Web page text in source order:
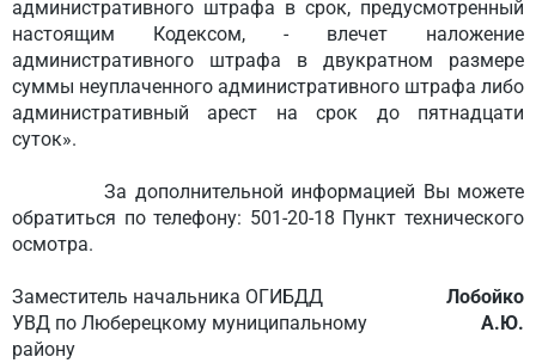
административного штрафа в срок, предусмотренный
настоящим Кодексом, - влечет наложение
административного штрафа в двукратном размере
суммы неуплаченного административного штрафа либо
административный арест насрок до пятнадцати
суток».
За дополнительной информацией Вы можете
обратиться по телефону: 501-20-18 Пункт технического
осмотра.
Заместитель начальника ОГИБДД
УВД по Люберецкому муниципальному
району
Лобойко
А.Ю.